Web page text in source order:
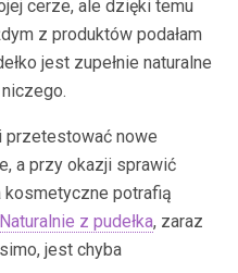
cerze, ale dzięki temu
z produktów podałam
jest zupełnie naturalne
przetestować nowe
a przy okazji sprawić
kosmetyczne potrafią
Naturalnie z pudełka, zaraz
jest chyba